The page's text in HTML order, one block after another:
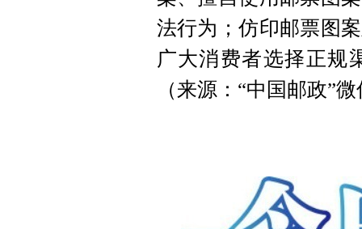
法行为；仿印邮票图
广大消费者选择正规
（来源：“中国邮政”